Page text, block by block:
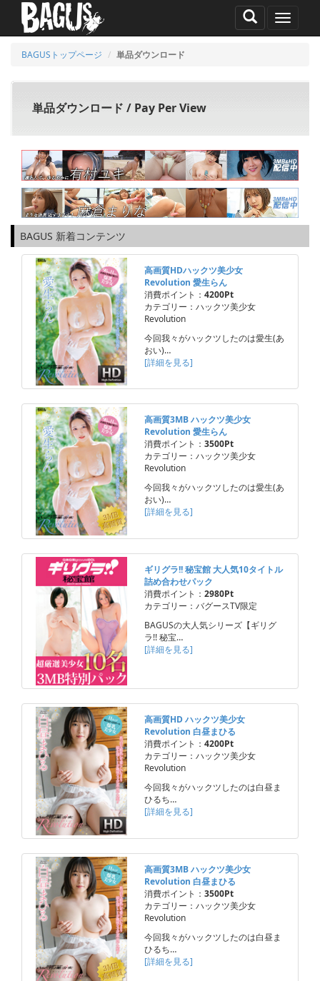
MENU
BAGUSトップページ 単品ダウンロード
単品ダウンロード / Pay Per View
BAGUS 新着コンテンツ
高画質HDハックツ美少女
Revolution 愛生らん
消費ポイント： 4200Pt
カテゴリー：ハックツ美少女
Revolution
今回我々がハックツしたのは愛生(あ
おい)…
[詳細を見る]
高画質3MB ハックツ美少女
Revolution 愛生らん
消費ポイント： 3500Pt
カテゴリー：ハックツ美少女
Revolution
今回我々がハックツしたのは愛生(あ
おい)…
[詳細を見る]
ギリグラ!! 秘宝館 大人気10タイトル
詰め合わせパック
消費ポイント： 2980Pt
カテゴリー：バグースTV限定
BAGUSの大人気シリーズ【ギリグ
ラ!! 秘宝…
[詳細を見る]
高画質HD ハックツ美少女
Revolution 白昼まひる
消費ポイント： 4200Pt
カテゴリー：ハックツ美少女
Revolution
今回我々がハックツしたのは白昼ま
ひるち…
[詳細を見る]
高画質3MB ハックツ美少女
Revolution 白昼まひる
消費ポイント： 3500Pt
カテゴリー：ハックツ美少女
Revolution
今回我々がハックツしたのは白昼ま
ひるち…
[詳細を見る]